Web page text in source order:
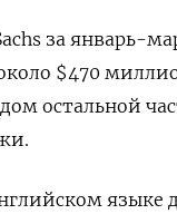
за январь-
$470
остальной